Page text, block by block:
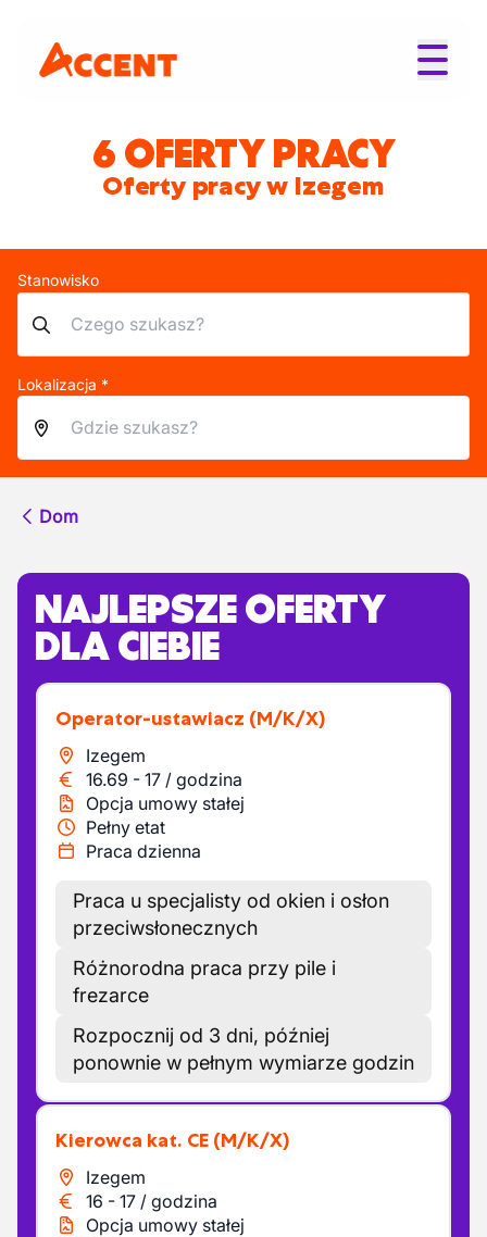
6 OFERTY PRACY
Oferty pracy w Izegem
Stanowisko
Lokalizacja *
Dom
NAJLEPSZE OFERTY
DLA CIEBIE
Operator-ustawiacz (M/K/X)
Izegem
16.69 - 17 / godzina
Opcja umowy stałej
Pełny etat
Praca dzienna
Praca u specjalisty od okien i osłon
przeciwsłonecznych
Różnorodna praca przy pile i
frezarce
Rozpocznij od 3 dni, później
ponownie w pełnym wymiarze godzin
Kierowca kat. CE (M/K/X)
Izegem
16 - 17 / godzina
Opcja umowy stałej